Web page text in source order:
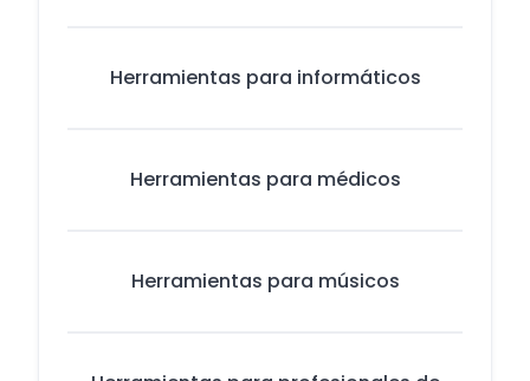
Herramientas para informáticos
Herramientas para médicos
Herramientas para músicos